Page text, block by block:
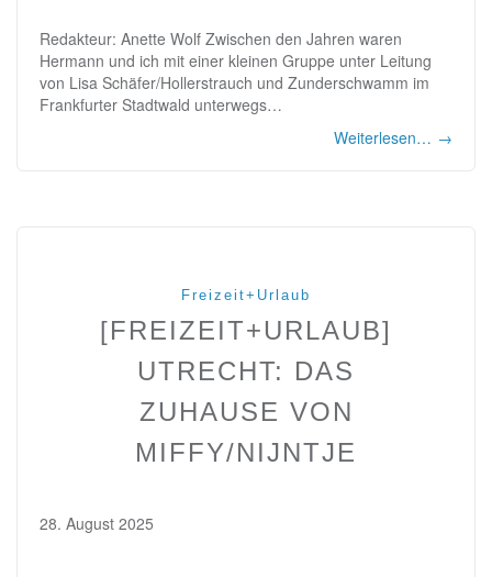
Redakteur: Anette Wolf Zwischen den Jahren waren
Hermann und ich mit einer kleinen Gruppe unter Leitung
von Lisa Schäfer/Hollerstrauch und Zunderschwamm im
Frankfurter Stadtwald unterwegs…
Weiterlesen… →
Freizeit+Urlaub
[FREIZEIT+URLAUB]
UTRECHT: DAS
ZUHAUSE VON
MIFFY/NIJNTJE
28. August 2025